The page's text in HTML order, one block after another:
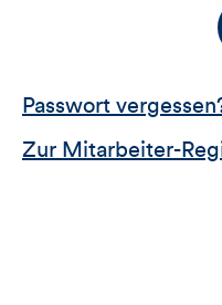
Passwort
Zur Mitarbeiter-